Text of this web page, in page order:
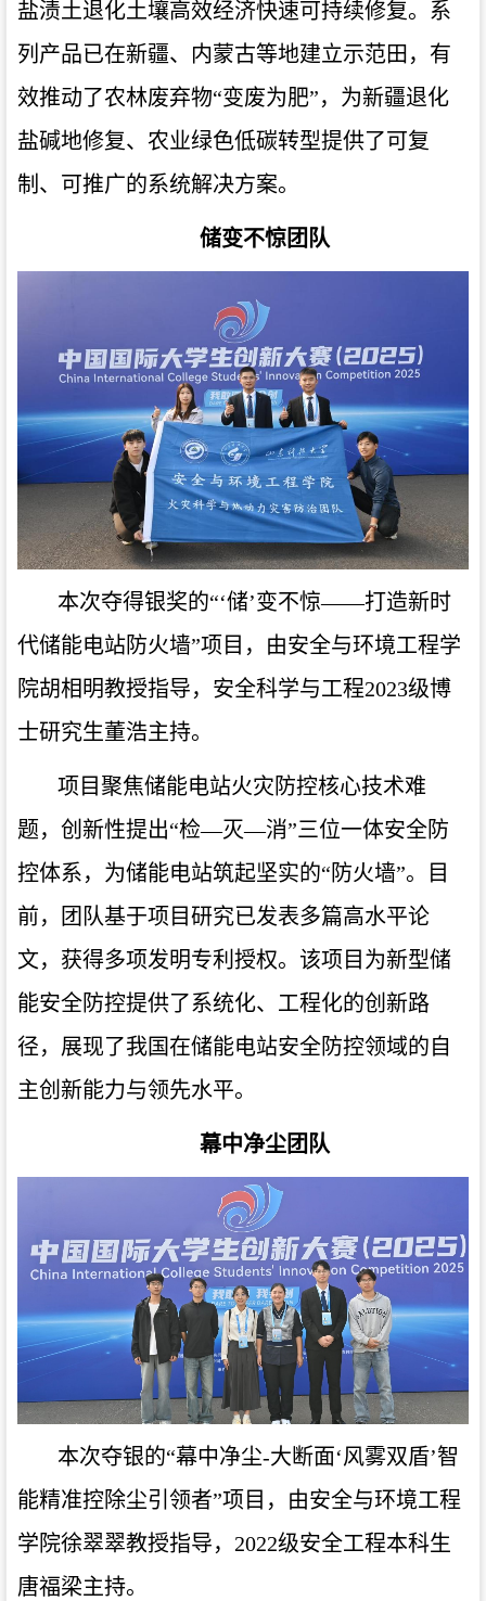
盐渍土退化土壤高效经济快速可持续修复。系
列产品已在新疆、内蒙古等地建立示范田，有
效推动了农林废弃物“变废为肥”，为新疆退化
盐碱地修复、农业绿色低碳转型提供了可复
制、可推广的系统解决方案。
储变不惊团队
本次夺得银奖的“‘储’变不惊——打造新时
代储能电站防火墙”项目，由安全与环境工程学
院胡相明教授指导，安全科学与工程2023级博
士研究生董浩主持。
项目聚焦储能电站火灾防控核心技术难
题，创新性提出“检—灭—消”三位一体安全防
控体系，为储能电站筑起坚实的“防火墙”。目
前，团队基于项目研究已发表多篇高水平论
文，获得多项发明专利授权。该项目为新型储
能安全防控提供了系统化、工程化的创新路
径，展现了我国在储能电站安全防控领域的自
主创新能力与领先水平。
幕中净尘团队
本次夺银的“幕中净尘-大断面‘风雾双盾’智
能精准控除尘引领者”项目，由安全与环境工程
学院徐翠翠教授指导，2022级安全工程本科生
唐福梁主持。